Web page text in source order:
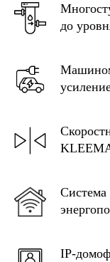
до
Система
IP-